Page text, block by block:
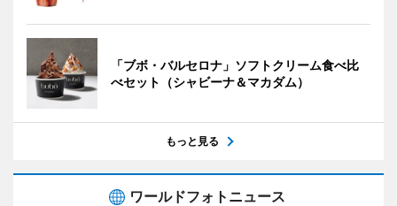
「ブボ・バルセロナ」ソフトクリーム食べ比
べセット（シャビーナ＆マカダム）
もっと見る
ワールドフォトニュース